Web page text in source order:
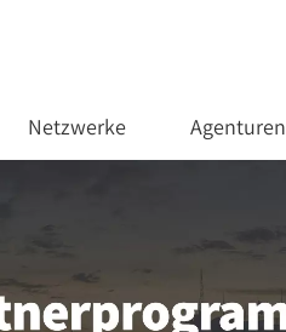
Netzwerke Agenturen